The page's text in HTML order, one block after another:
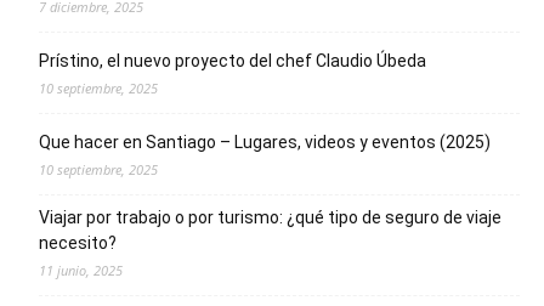
7 diciembre, 2025
Prístino, el nuevo proyecto del chef Claudio Úbeda
10 septiembre, 2025
Que hacer en Santiago – Lugares, videos y eventos (2025)
10 septiembre, 2025
Viajar por trabajo o por turismo: ¿qué tipo de seguro de viaje
necesito?
11 junio, 2025